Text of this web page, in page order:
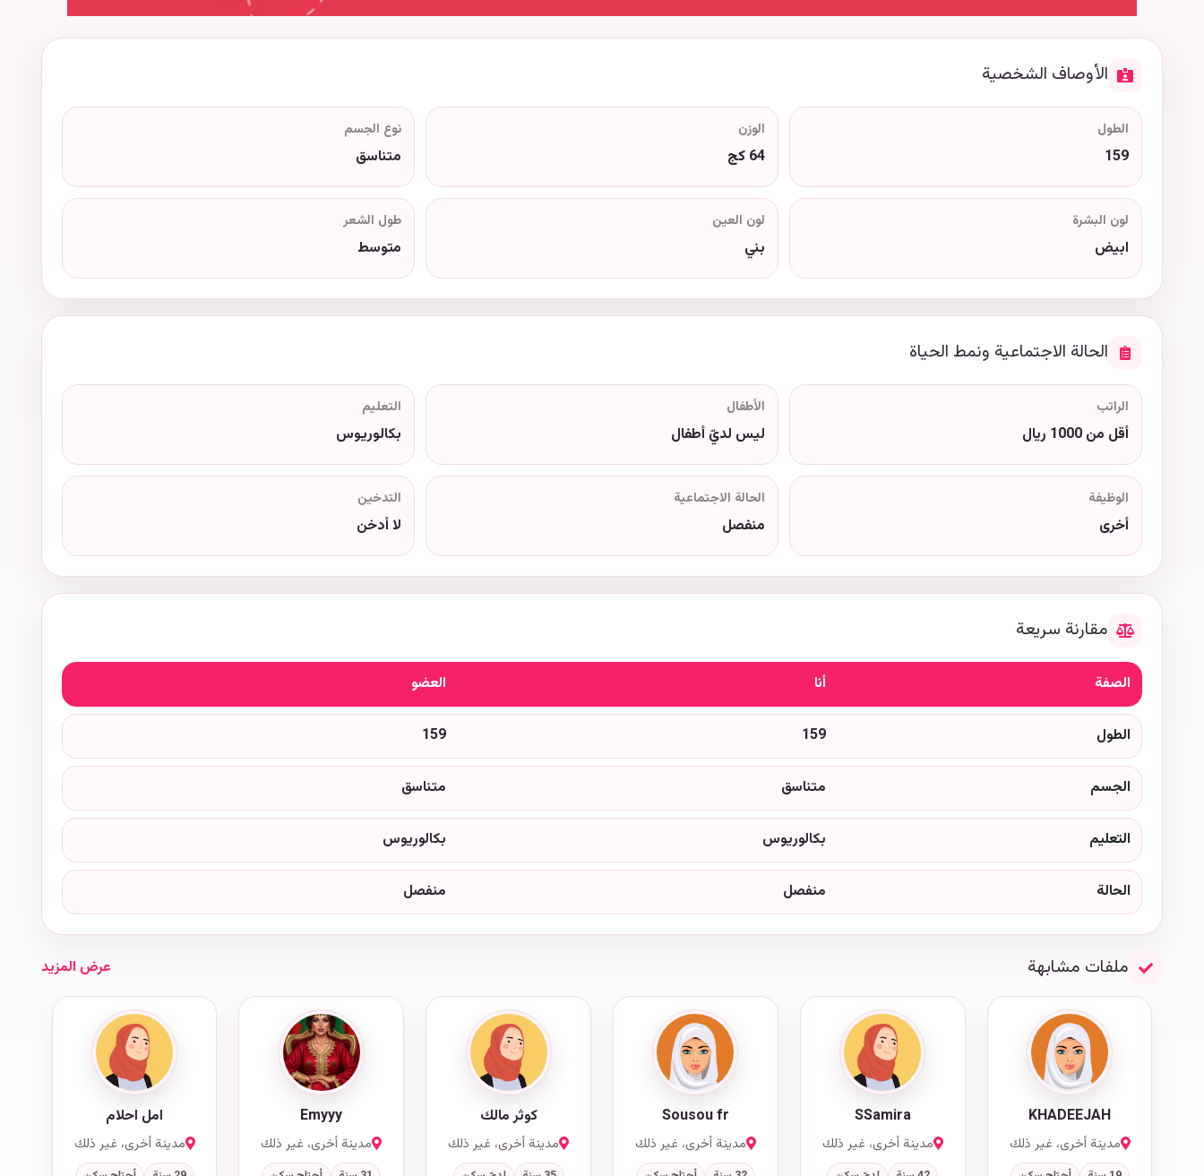
الأوصاف الشخصية
الطول
159
الوزن
64 كج
نوع الجسم
متناسق
لون البشرة
ابيض
لون العين
بني
طول الشعر
متوسط
الحالة الاجتماعية ونمط الحياة
الراتب
أقل من 1000 ريال
الأطفال
ليس لديّ أطفال
التعليم
بكالوريوس
الوظيفة
أخرى
الحالة الاجتماعية
منفصل
التدخين
لا أدخن
مقارنة سريعة
الصفة أنا العضو
الطول 159
159
الجسم متناسق متناسق
التعليم بكالوريوس بكالوريوس
الحالة منفصل منفصل
ملفات مشابهة عرض المزيد
KHADEEJAH
مدينة أخرى، غير ذلك
SSamira
مدينة أخرى، غير ذلك
Sousou fr
مدينة أخرى، غير ذلك
كوثر مالك
مدينة أخرى، غير ذلك
Emyyy
مدينة أخرى، غير ذلك
امل احلام
مدينة أخرى، غير ذلك